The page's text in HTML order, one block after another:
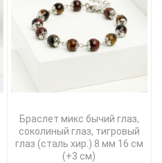
Браслет микс бычий глаз,
соколиный глаз, тигровый
глаз (сталь хир.) 8 мм 16 см
(+3 см)